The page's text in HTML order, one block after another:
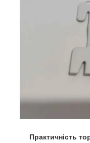
Практичність